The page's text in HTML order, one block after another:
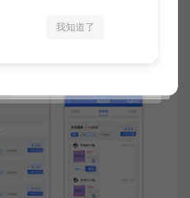
我知道了